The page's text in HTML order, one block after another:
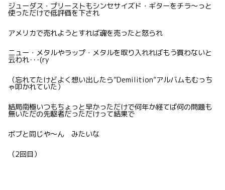
ジューダス・プリーストもシンセサイズド・ギターをチラ〜っと
使っただけで低評価を下され
アメリカで売れようとすれば魂を売ったと怒られ
ニュー・メタルやラップ・メタルを取り入れればもう買わないと
云われ･･･(ry
（忘れてたけどよく想い出したら”Demilition”アルバムもむっち
ゃ叩かれていた）
結局南極いつもちょっと早かっただけで何年か経てば何の問題も
無いただの先駆者だっただけって結果で
ボブと同じや〜ん みたいな
（2回目）